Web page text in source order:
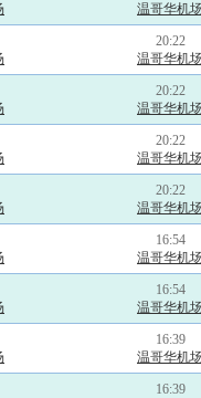
温哥华机
20:22
温哥华机
20:22
温哥华机
20:22
温哥华机
20:22
温哥华机
16:54
温哥华机
16:54
温哥华机
16:39
温哥华机
16:39